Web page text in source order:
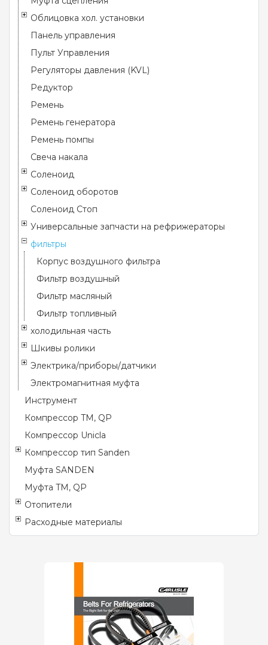
Облицовка хол. установки
Панель управления
Пульт Управления
Регуляторы давления (KVL)
Редуктор
Ремень
Ремень генератора
Ремень помпы
Свеча накала
Соленоид
Соленоид оборотов
Соленоид Стоп
Универсальные запчасти на рефрижераторы
фильтры
Корпус воздушного фильтра
Фильтр воздушный
Фильтр масляный
Фильтр топливный
холодильная часть
Шкивы ролики
Электрика/приборы/датчики
Электромагнитная муфта
Инструмент
Компрессор TM, QP
Компрессор Unicla
Компрессор тип Sanden
Муфта SANDEN
Муфта TM, QP
Отопители
Расходные материалы